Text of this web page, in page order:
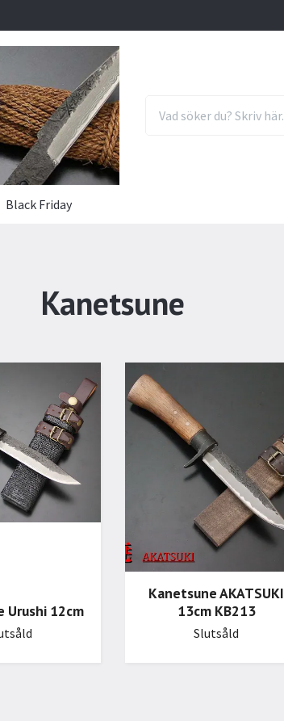
Black Friday
Kanetsune
Urushi 12cm
Kanetsune AKATSUKI
13cm KB213
Slutsåld